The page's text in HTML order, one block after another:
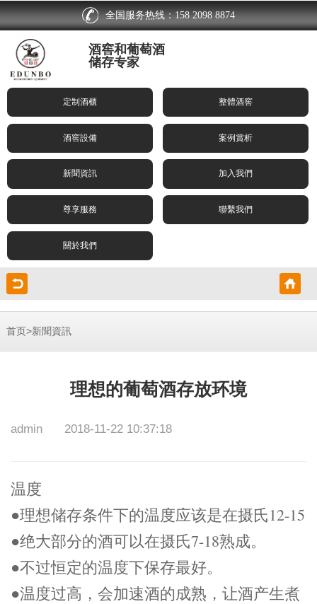
全国服务热线：158 2098 8874
酒窖和葡萄酒
储存专家
定制酒櫃 整體酒窖
酒窖設備 案例賞析
新聞資訊 加入我們
尊享服務 聯繫我們
關於我們
首页>新聞資訊
理想的葡萄酒存放环境
admin 2018-11-22 10:37:18
温度
●理想储存条件下的温度应该是在摄氏12-15
●绝大部分的酒可以在摄氏7-18熟成。
●不过恒定的温度下保存最好。
●温度过高，会加速酒的成熟，让酒产生煮